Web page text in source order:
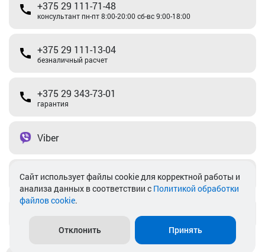
+375 29 111-71-48
консультант пн-пт 8:00-20:00 сб-вс 9:00-18:00
+375 29 111-13-04
безналичный расчет
+375 29 343-73-01
гарантия
Viber
Telegram
Cайт использует файлы cookie для корректной работы и
анализа данных в соответствии с Политикой обработки
файлов cookie.
Отклонить Принять